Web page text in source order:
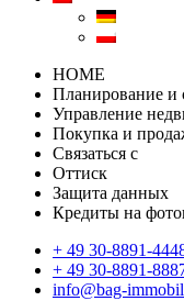
HOME
Планирование и
Управление
Покупка и
Связаться с
Оттиск
Защита данных
Кредиты на
+ 49 30-8891-
+ 49 30-8891-
info@bag-